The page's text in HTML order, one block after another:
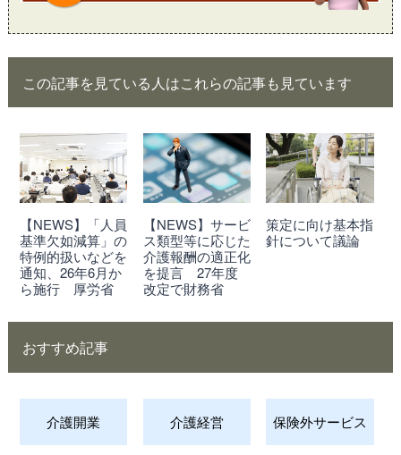
この記事を見ている人はこれらの記事も見ています
【NEWS】「人員
基準欠如減算」の
特例的扱いなどを
通知、26年6月か
ら施行 厚労省
【NEWS】サービ
ス類型等に応じた
介護報酬の適正化
を提言 27年度
改定で財務省
策定に向け基本指
針について議論
おすすめ記事
介護開業 介護経営 保険外サービス